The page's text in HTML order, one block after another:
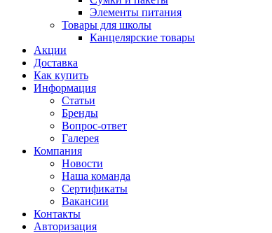
Элементы питания
Товары для школы
Канцелярские товары
Акции
Доставка
Как купить
Информация
Статьи
Бренды
Вопрос-ответ
Галерея
Компания
Новости
Наша команда
Сертификаты
Вакансии
Контакты
Авторизация